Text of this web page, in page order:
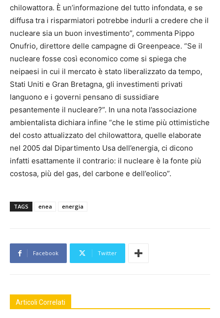
chilowattora. È un’informazione del tutto infondata, e se
diffusa tra i risparmiatori potrebbe indurli a credere che il
nucleare sia un buon investimento”, commenta Pippo
Onufrio, direttore delle campagne di Greenpeace. “Se il
nucleare fosse così economico come si spiega che
neipaesi in cui il mercato è stato liberalizzato da tempo,
Stati Uniti e Gran Bretagna, gli investimenti privati
languono e i governi pensano di sussidiare
pesantemente il nucleare?”. In una nota l’associazione
ambientalista dichiara infine “che le stime più ottimistiche
del costo attualizzato del chilowattora, quelle elaborate
nel 2005 dal Dipartimento Usa dell’energia, ci dicono
infatti esattamente il contrario: il nucleare è la fonte più
costosa, più del gas, del carbone e dell’eolico”.
TAGS enea energia
Facebook Twitter
Articoli Correlati